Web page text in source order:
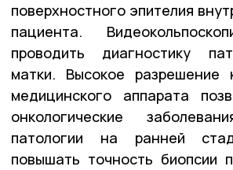
поверхностного эпителия
пациента.
проводить диагностику
матки. Высокое разрешение
медицинского аппарата
онкологические
патологии на ранней
повышать точность биопсии